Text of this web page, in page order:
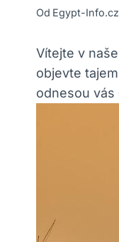
Od Egypt-Info.cz
Vítejte v
objevte
odnesou vás